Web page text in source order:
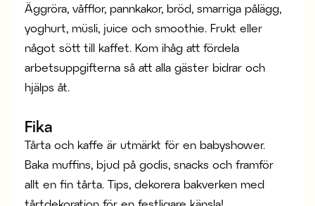
Äggröra, våfflor, pannkakor, bröd, smarriga pålägg,
yoghurt, müsli, juice och smoothie. Frukt eller
något sött till kaffet. Kom ihåg att fördela
arbetsuppgifterna så att alla gäster bidrar och
hjälps åt.
Fika
Tårta och kaffe är utmärkt för en babyshower.
Baka muffins, bjud på godis, snacks och framför
allt en fin tårta. Tips, dekorera bakverken med